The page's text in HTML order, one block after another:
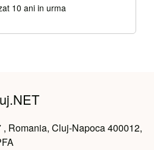
10 ani in urma
Romania, Cluj-Napoca 400012,